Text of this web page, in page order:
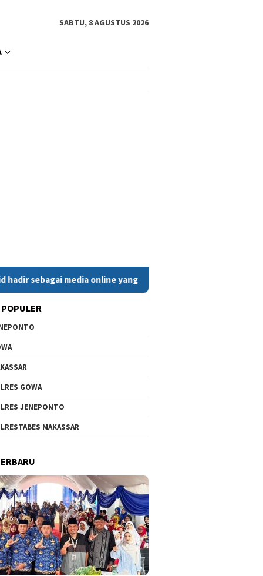
SABTU, 8 AGUSTUS 2026
media online yang menyajikan berita cepat, faktual, dan
GOWA
JENEPONTO
MAKASSAR